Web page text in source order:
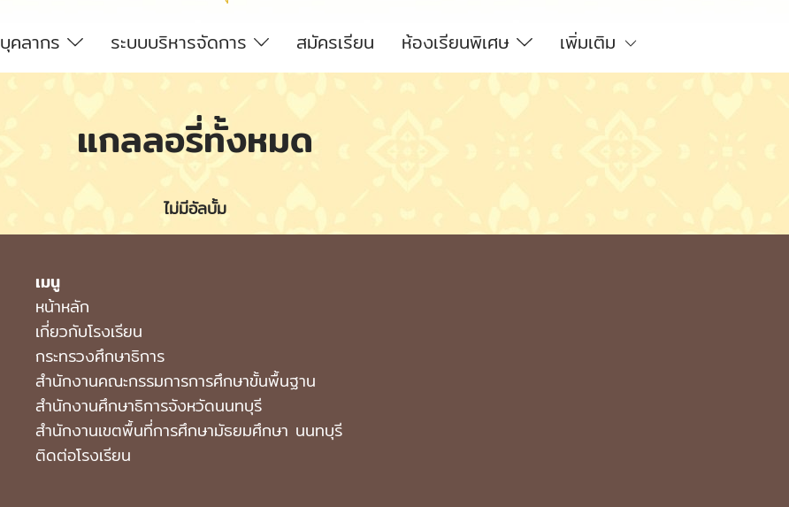
บุคลากร ระบบบริหารจัดการ สมัครเรียน ห้องเรียนพิเศษ เพิ่มเติม
แกลลอรี่ทั้งหมด
ไม่มีอัลบั้ม
เมนู
หน้าหลัก
เกี่ยวกับโรงเรียน
กระทรวงศึกษาธิการ
สำนักงานคณะกรรมการการศึกษาขั้นพื้นฐาน
สำนักงานศึกษาธิการจังหวัดนนทบุรี
สํานักงานเขตพื้นที่การศึกษามัธยมศึกษา นนทบุรี
ติดต่อโรงเรียน